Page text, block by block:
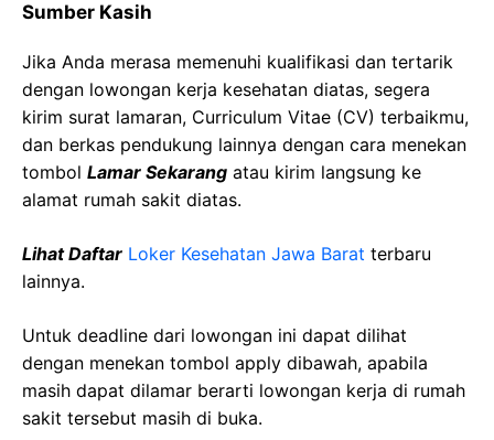
Sumber Kasih
Jika Anda merasa memenuhi kualifikasi dan tertarik
dengan lowongan kerja kesehatan diatas, segera
kirim surat lamaran, Curriculum Vitae (CV) terbaikmu,
dan berkas pendukung lainnya dengan cara menekan
tombol Lamar Sekarang atau kirim langsung ke
alamat rumah sakit diatas.
Lihat Daftar Loker Kesehatan Jawa Barat terbaru
lainnya.
Untuk deadline dari lowongan ini dapat dilihat
dengan menekan tombol apply dibawah, apabila
masih dapat dilamar berarti lowongan kerja di rumah
sakit tersebut masih di buka.